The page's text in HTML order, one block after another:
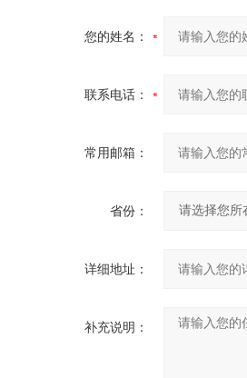
您的姓名：
联系电话：
常用邮箱：
省份：
详细地址：
补充说明：